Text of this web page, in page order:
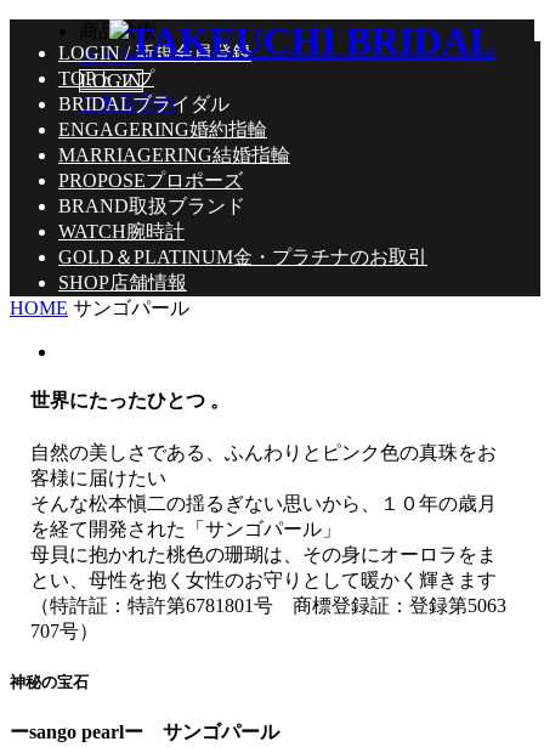
商品検索
カート
LOGIN
ご来店予約
LOGIN / 新規会員登録
TOPトップ
BRIDALブライダル
ENGAGERING婚約指輪
MARRIAGERING結婚指輪
PROPOSEプロポーズ
BRAND取扱ブランド
WATCH腕時計
GOLD＆PLATINUM金・プラチナのお取引
SHOP店舗情報
HOME サンゴパール
世界にたったひとつ 。
自然の美しさである、ふんわりとピンク色の真珠をお
客様に届けたい
そんな松本愼二の揺るぎない思いから、１０年の歳月
を経て開発された「サンゴパール」
母貝に抱かれた桃色の珊瑚は、その身にオーロラをま
とい、母性を抱く女性のお守りとして暖かく輝きます
（特許証：特許第6781801号 商標登録証：登録第5063
707号）
神秘の宝石
ーsango pearlー サンゴパール